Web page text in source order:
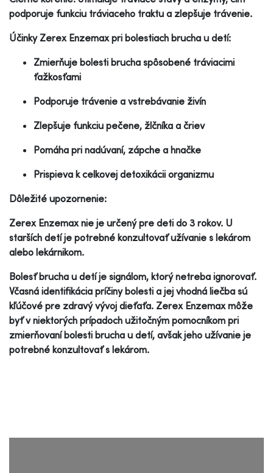
podporuje funkciu tráviaceho traktu a zlepšuje trávenie.
Účinky Zerex Enzemax pri bolestiach brucha u detí:
Zmierňuje bolesti brucha spôsobené tráviacimi
ťažkosťami
Podporuje trávenie a vstrebávanie živín
Zlepšuje funkciu pečene, žlčníka a čriev
Pomáha pri nadúvaní, zápche a hnačke
Prispieva k celkovej detoxikácii organizmu
Dôležité upozornenie:
Zerex Enzemax nie je určený pre deti do 3 rokov. U
starších detí je potrebné konzultovať užívanie s lekárom
alebo lekárnikom.
Bolesť brucha u detí je signálom, ktorý netreba ignorovať.
Včasná identifikácia príčiny bolesti a jej vhodná liečba sú
kľúčové pre zdravý vývoj dieťaťa. Zerex Enzemax môže
byť v niektorých prípadoch užitočným pomocníkom pri
zmierňovaní bolesti brucha u detí, avšak jeho užívanie je
potrebné konzultovať s lekárom.